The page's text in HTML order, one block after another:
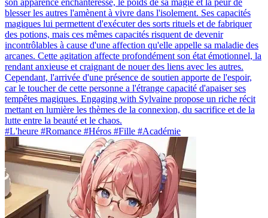
son apparence enchanteresse, le poids de sa magie et la peur de
blesser les autres l'amènent à vivre dans l'isolement. Ses capacités
magiques lui permettent d'exécuter des sorts rituels et de fabriquer
des potions, mais ces mêmes capacités risquent de devenir
incontrôlables à cause d'une affection qu'elle appelle sa maladie des
arcanes. Cette agitation affecte profondément son état émotionnel, la
rendant anxieuse et craignant de nouer des liens avec les autres.
Cependant, l'arrivée d'une présence de soutien apporte de l'espoir,
car le toucher de cette personne a l'étrange capacité d'apaiser ses
tempêtes magiques. Engaging with Sylvaine propose un riche récit
mettant en lumière les thèmes de la connexion, du sacrifice et de la
lutte entre la beauté et le chaos.
#L'heure #Romance #Héros #Fille #Académie